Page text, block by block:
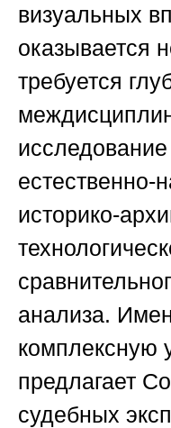
визуальных
оказывается
требуется
естественно-
историко-
анализа.
комплексную
предлагает
судебных